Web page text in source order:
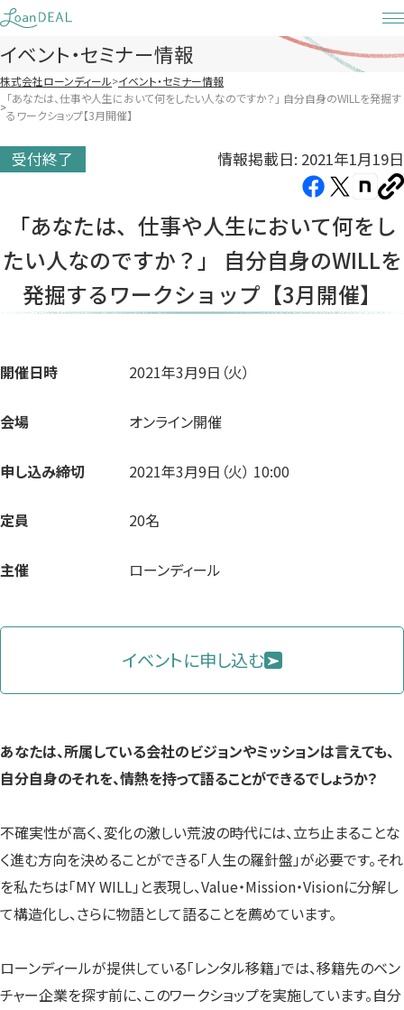
Skip
to
content
イベント・セミナー情報
株式会社ローンディール イベント・セミナー情報
「あなたは、仕事や人生において何をしたい人なのですか？」 自分自身のWILLを発掘す
るワークショップ【3月開催】
受付終了
情報掲載日: 2021年1月19日
Facebook（新
い
タ
ブ
で
X（新
い
タ
で
note（新
い
タ
で
ピ
ー
「あなたは、仕事や人生において何をし
たい人なのですか？」 自分自身のWILLを
発掘するワークショップ【3月開催】
開催日時 2021年3月9日（火）
会場 オンライン開催
申し込み締切 2021年3月9日（火） 10:00
定員 20名
主催 ローンディール
イベントに申し込む
あなたは、所属している会社のビジョンやミッションは言えても、
自分自身のそれを、情熱を持って語ることができるでしょうか？
不確実性が高く、変化の激しい荒波の時代には、立ち止まることな
く進む方向を決めることができる「人生の羅針盤」が必要です。それ
を私たちは「MY WILL」と表現し、Value・Mission・Visionに分解し
て構造化し、さらに物語として語ることを薦めています。
ローンディールが提供している「レンタル移籍」では、移籍先のベン
チャー企業を探す前に、このワークショップを実施しています。自分